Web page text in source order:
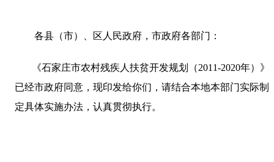
各县（市）、区人民政府，市政府各部门：
《石家庄市农村残疾人扶贫开发规划（2011-2020年）》
已经市政府同意，现印发给你们，请结合本地本部门实际制
定具体实施办法，认真贯彻执行。